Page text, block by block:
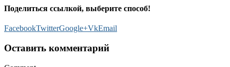
Поделиться ссылкой, выберите способ!
FacebookTwitterGoogle+VkEmail
Оставить комментарий